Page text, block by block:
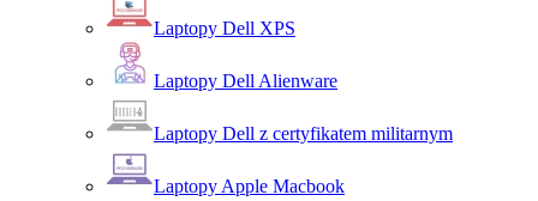
Laptopy Dell XPS
Laptopy Dell Alienware
Laptopy Dell z certyfikatem militarnym
Laptopy Apple Macbook